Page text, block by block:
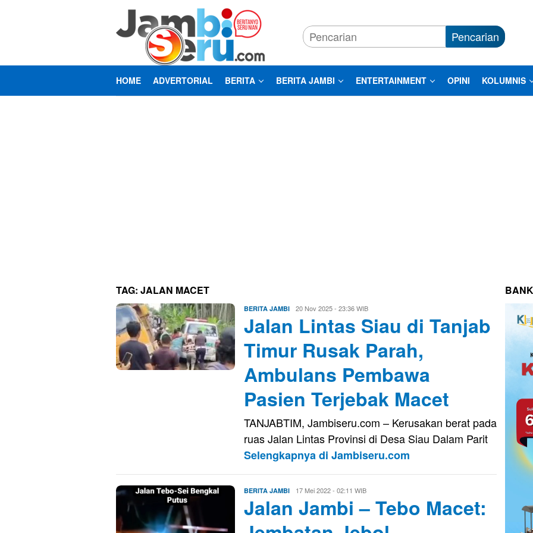
Pencarian
HOME ADVERTORIAL BERITA BERITA JAMBI ENTERTAINMENT OPINI KOLUMNIS
TAG: JALAN MACET
BERITA JAMBI Evo
Kusnady
20 Nov 2025 - 23:36 WIB
Jalan Lintas Siau di Tanjab
Timur Rusak Parah,
Ambulans Pembawa
Pasien Terjebak Macet
TANJABTIM, Jambiseru.com – Kerusakan berat pada
ruas Jalan Lintas Provinsi di Desa Siau Dalam Parit
Selengkapnya di Jambiseru.com
BERITA JAMBI Eri
Saputra
17 Mei 2022 - 02:11 WIB
Jalan Jambi – Tebo Macet: